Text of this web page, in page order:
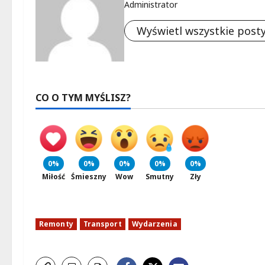
Administrator
Wyświetl wszystkie
CO O TYM MYŚLISZ?
0%
Miłość
0%
Śmieszny
0%
Wow
0%
Smutny
0%
Zły
Remonty Transport Wydarzenia